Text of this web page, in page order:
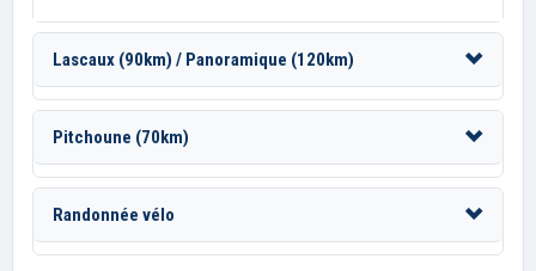
Lascaux (90km) / Panoramique (120km)
Pitchoune (70km)
Randonnée vélo